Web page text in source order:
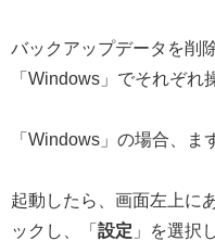
バックアップデータを削
「Windows」でそれぞれ
「Windows」の場合、ま
起動したら、画面左上に
ックし、「 設定 」を選択